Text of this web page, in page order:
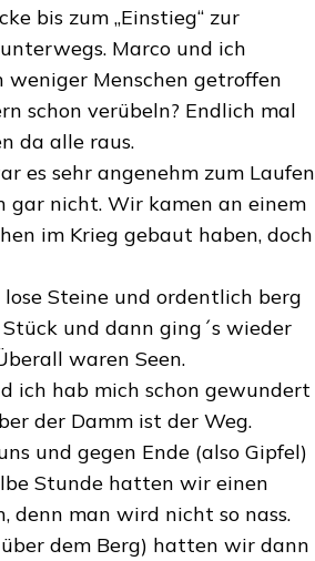
bis zum „Einstieg“ zur
Marco und ich
weniger Menschen getroffen
schon verübeln? Endlich mal
da alle raus.
es sehr angenehm zum Laufen
gar nicht. Wir kamen an einem
im Krieg gebaut haben, doch
Steine und ordentlich berg
und dann ging´s wieder
waren Seen.
ich hab mich schon gewundert
der Damm ist der Weg.
und gegen Ende (also Gipfel)
Stunde hatten wir einen
denn man wird nicht so nass.
dem Berg) hatten wir dann